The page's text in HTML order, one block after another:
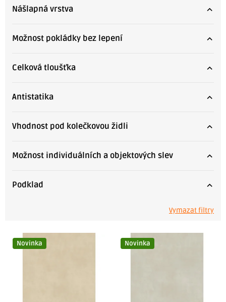
Nášlapná vrstva
Možnost pokládky bez lepení
Celková tloušťka
Antistatika
Vhodnost pod kolečkovou židli
Možnost individuálních a objektových slev
Podklad
Vymazat filtry
Novinka Novinka